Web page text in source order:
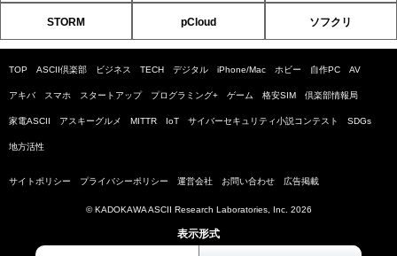
STORM pCloud ソフクリ
TOP ASCII倶楽部 ビジネス TECH デジタル iPhone/Mac ホビー 自作PC AV
アキバ スマホ スタートアップ プログラミング+ ゲーム 格安SIM 倶楽部情報局
家電ASCII アスキーグルメ MITTR IoT サイバーセキュリティ小説コンテスト SDGs
地方活性
サイトポリシー プライバシーポリシー 運営会社 お問い合わせ 広告掲載
© KADOKAWA ASCII Research Laboratories, Inc. 2026
表示形式